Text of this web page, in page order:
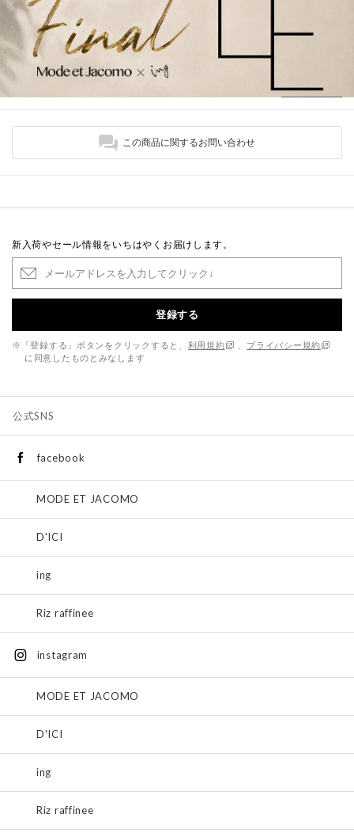
この商品に関するお問い合わせ
新入荷やセール情報をいちはやくお届けします。
登録する
※「登録する」ボタンをクリックすると、 利用規約
プライバシー規約
に同意したものとみなします
公式SNS
facebook
MODE ET JACOMO
D'ICI
ing
Riz raffinee
instagram
MODE ET JACOMO
D'ICI
ing
Riz raffinee